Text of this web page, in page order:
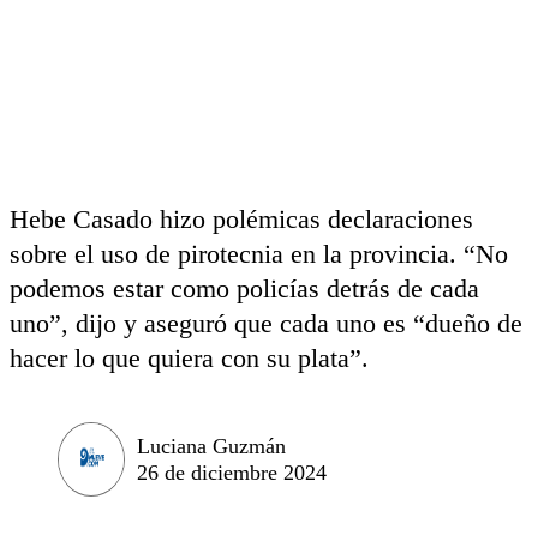
Hebe Casado hizo polémicas declaraciones
sobre el uso de pirotecnia en la provincia. “No
podemos estar como policías detrás de cada
uno”, dijo y aseguró que cada uno es “dueño de
hacer lo que quiera con su plata”.
Luciana Guzmán
26 de diciembre 2024